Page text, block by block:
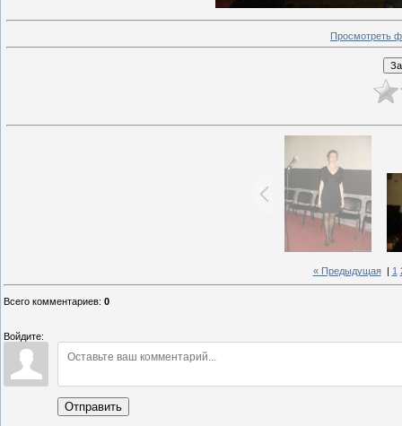
Просмотреть
« Предыдущая| 1
Всего комментариев: 0
Войдите:
Отправить